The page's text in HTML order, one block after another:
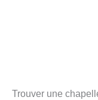
Trouver une